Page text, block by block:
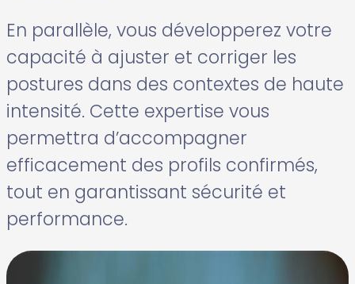
En parallèle, vous développerez votre
capacité à ajuster et corriger les
postures dans des contextes de haute
intensité. Cette expertise vous
permettra d’accompagner
efficacement des profils confirmés,
tout en garantissant sécurité et
performance.